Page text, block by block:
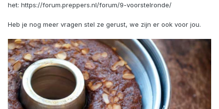
het: https://forum.preppers.nl/forum/9-voorstelronde/
Heb je nog meer vragen stel ze gerust, we zijn er ook voor jou.